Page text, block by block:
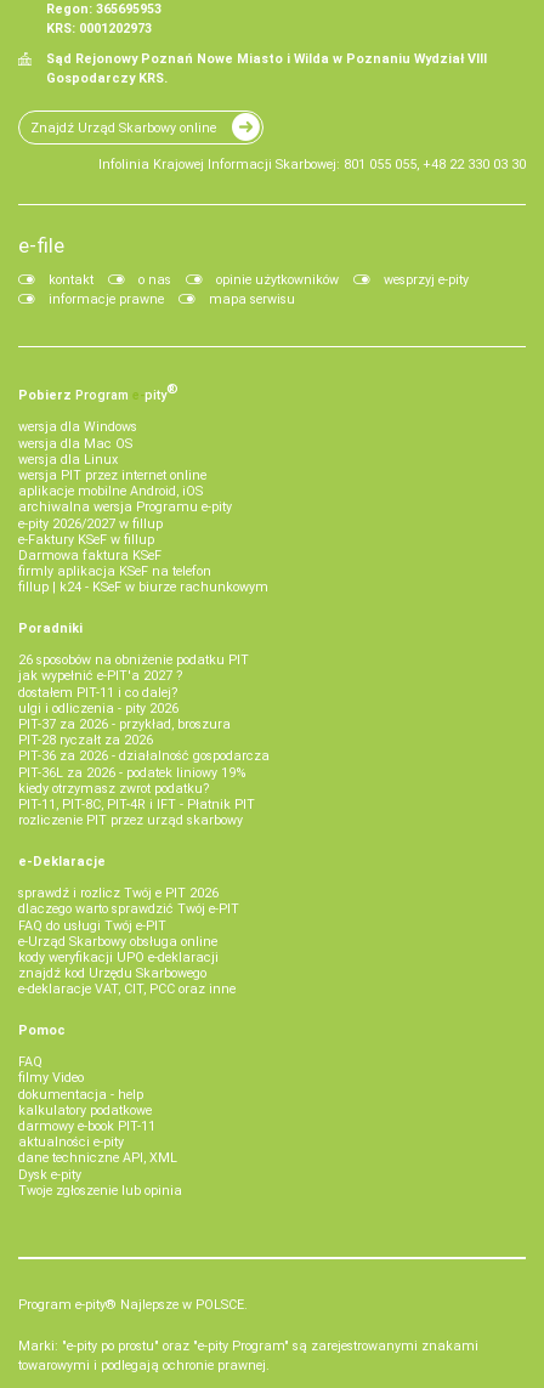
Regon: 365695953
KRS: 0001202973
Sąd Rejonowy Poznań Nowe Miasto i Wilda w Poznaniu Wydział VIII
Gospodarczy KRS.
Znajdź Urząd Skarbowy online
Infolinia Krajowej Informacji Skarbowej: 801 055 055, +48 22 330 03 30
e-file
kontakt o nas opinie użytkowników
wesprzyj e-pity
informacje prawne
mapa serwisu
Pobierz Program e‑pity®
wersja dla Windows
wersja dla Mac OS
wersja dla Linux
wersja PIT przez internet online
aplikacje mobilne Android, iOS
archiwalna wersja Programu e-pity
e-pity 2026/2027 w fillup
e‑Faktury KSeF w fillup
Darmowa faktura KSeF
firmly aplikacja KSeF na telefon
fillup | k24 - KSeF w biurze rachunkowym
Poradniki
26 sposobów na obniżenie podatku PIT
jak wypełnić e-PIT'a 2027 ?
dostałem PIT-11 i co dalej?
ulgi i odliczenia - pity 2026
PIT-37 za 2026 - przykład, broszura
PIT-28 ryczałt za 2026
PIT-36 za 2026 - działalność gospodarcza
PIT-36L za 2026 - podatek liniowy 19%
kiedy otrzymasz zwrot podatku?
PIT-11, PIT-8C, PIT-4R i IFT - Płatnik PIT
rozliczenie PIT przez urząd skarbowy
e-Deklaracje
sprawdź i rozlicz Twój e PIT 2026
dlaczego warto sprawdzić Twój e-PIT
FAQ do usługi Twój e-PIT
e-Urząd Skarbowy obsługa online
kody weryfikacji UPO e-deklaracji
znajdź kod Urzędu Skarbowego
e-deklaracje VAT, CIT, PCC oraz inne
Pomoc
FAQ
filmy Video
dokumentacja - help
kalkulatory podatkowe
darmowy e-book PIT-11
aktualności e-pity
dane techniczne API, XML
Dysk e-pity
Twoje zgłoszenie lub opinia
Program e-pity® Najlepsze w POLSCE.
Marki: "e-pity po prostu" oraz "e-pity Program" są zarejestrowanymi znakami
towarowymi i podlegają ochronie prawnej.